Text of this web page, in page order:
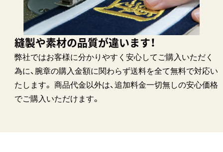
縫製や素材の品質が違います！
弊社ではお客様に分かりやすく安心してご購入いただく
為に、腕章の購入金額に関わらず送料を全て無料で対応い
たします。 商品代金以外は、追加料金一切無しの安心価格
でご購入いただけます。